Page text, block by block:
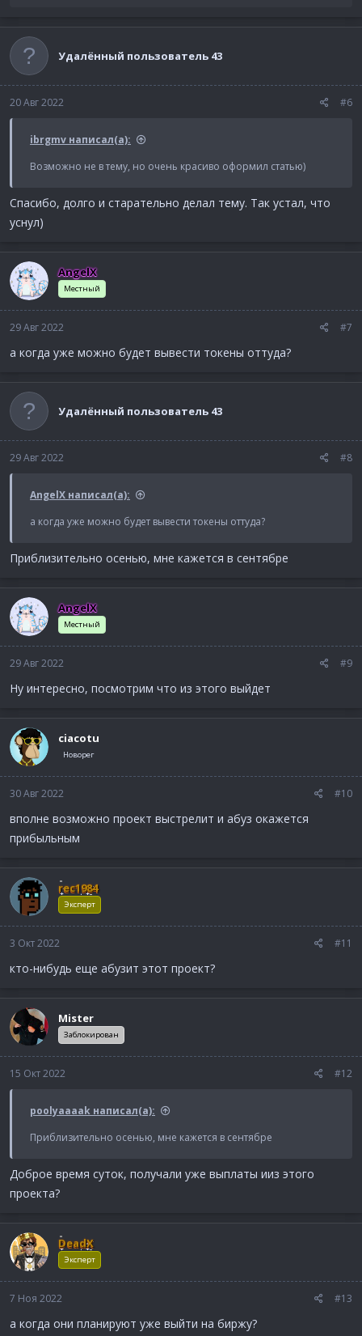
к
ц
и
Удалённый пользователь 43
20 Авг 2022 #6
ibrgmv написал(а):
Возможно не в тему, но очень красиво оформил статью)
Спасибо, долго и старательно делал тему. Так устал, что
уснул)
AngelX
Местный
29 Авг 2022 #7
а когда уже можно будет вывести токены оттуда?
Удалённый пользователь 43
29 Авг 2022 #8
AngelX написал(а):
а когда уже можно будет вывести токены оттуда?
Приблизительно осенью, мне кажется в сентябре
AngelX
Местный
29 Авг 2022 #9
Ну интересно, посмотрим что из этого выйдет
ciacotu
Новорег
30 Авг 2022 #10
вполне возможно проект выстрелит и абуз окажется
прибыльным
rec1984
Эксперт
3 Окт 2022 #11
кто-нибудь еще абузит этот проект?
Mister
Заблокирован
15 Окт 2022 #12
poolyaaaak написал(а):
Приблизительно осенью, мне кажется в сентябре
Доброе время суток, получали уже выплаты ииз этого
проекта?
DeadX
Эксперт
7 Ноя 2022 #13
а когда они планируют уже выйти на биржу?